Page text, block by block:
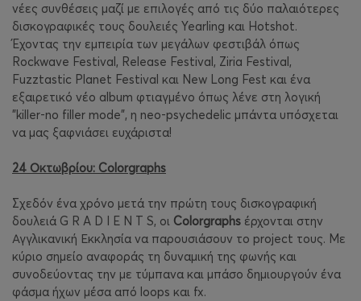
νέες συνθέσεις μαζί με επιλογές από τις δύο παλαιότερες
δισκογραφικές τους δουλειές Yearling και Hotshot.
Έχοντας την εμπειρία των μεγάλων φεστιβάλ όπως
Rockwave Festival, Release Festival, Ziria Festival,
Fuzztastic Planet Festival και New Long Fest και ένα
εξαιρετικό νέο album φτιαγμένο όπως λένε στη λογική
"killer-no filler mode", η neo-psychedelic μπάντα υπόσχεται
να μας ξαφνιάσει ευχάριστα!
24 Οκτωβρίου: Colorgraphs
Σχεδόν ένα χρόνο μετά την πρώτη τους δισκογραφική
δουλειά G R A D I E N T S, οι Colorgraphs έρχονται στην
Αγγλικανική Εκκλησία να παρουσιάσουν το project τους. Με
κύριο σημείο αναφοράς τη δυναμική της φωνής και
συνοδεύοντας την με τύμπανα και μπάσο δημιουργούν ένα
φάσμα ήχων μέσα από loops και fx.